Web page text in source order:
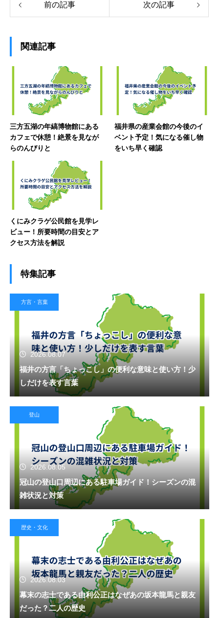
前の記事 次の記事
関連記事
三方五湖の年縞博物館にある
カフェで休憩！絶景を見なが
らのんびりと
福井県の産業会館の今後のイ
ベント予定！気になる催し物
をいち早く確認
くにみクラゲ公民館を見学レ
ビュー！所要時間の目安とア
クセス方法を解説
特集記事
方言・言葉
2026.08.07
福井の方言「ちょっこし」の便利な意味と使い方！少
しだけを表す言葉
登山
2026.08.05
冠山の登山口周辺にある駐車場ガイド！シーズンの混
雑状況と対策
歴史・文化
2026.08.03
幕末の志士である由利公正はなぜあの坂本龍馬と親友
だった？二人の歴史